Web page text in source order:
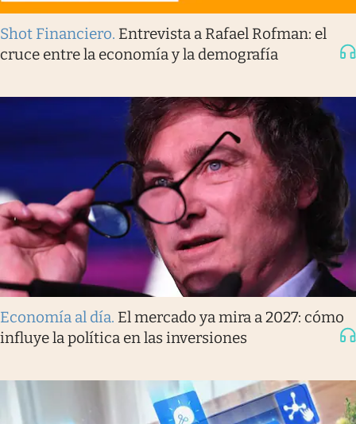
Shot Financiero. Entrevista a Rafael Rofman: el
cruce entre la economía y la demografía
Economía al día. El mercado ya mira a 2027: cómo
influye la política en las inversiones